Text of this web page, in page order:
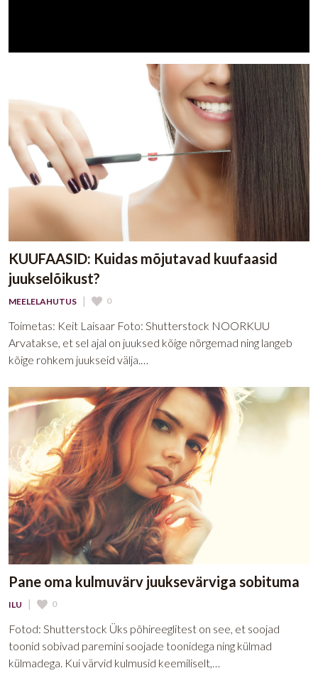
KUUFAASID: Kuidas mõjutavad kuufaasid
juukselõikust?
MEELELAHUTUS | 0
Toimetas: Keit Laisaar Foto: Shutterstock NOORKUU
Arvatakse, et sel ajal on juuksed kõige nõrgemad ning langeb
kõige rohkem juukseid välja.…
Pane oma kulmuvärv juuksevärviga sobituma
ILU | 0
Fotod: Shutterstock Üks põhireeglitest on see, et soojad
toonid sobivad paremini soojade toonidega ning külmad
külmadega. Kui värvid kulmusid keemiliselt,…